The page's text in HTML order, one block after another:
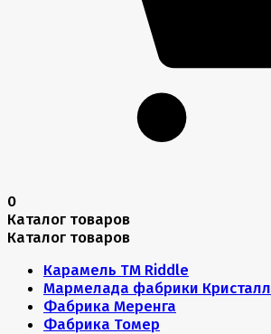
0
Каталог товаров
Каталог товаров
Карамель ТМ Riddle
Мармелада фабрики Кристалл
Фабрика Меренга
Фабрика Томер